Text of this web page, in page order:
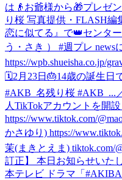
は👴お爺様から🎁プレゼ
り桜 写真提供・FLASH編
恋に似てる』で👑センタ
う・さき ） #週プレ
https://wpb.shueisha.co.jp/
🗓2月23日🎂14歳の誕生日
#AKB_名残り桜 #AKB_...
人TikTokアカウントを開
https://www.tiktok.com/
かさゆり) https://
茉(まきとえま) tiktok.com/
訂正】 本日お知らせいた
本テレビ ドラマ「